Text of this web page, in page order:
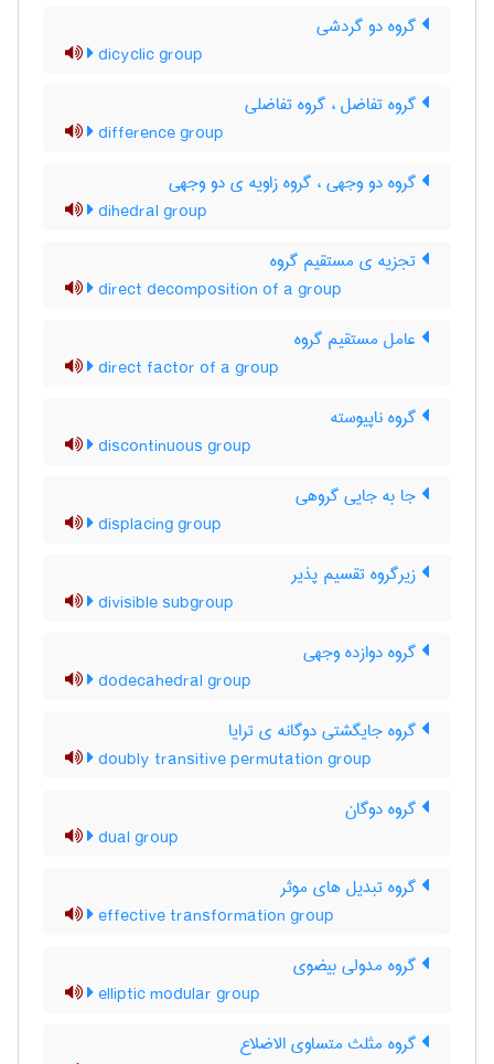
گروه دو گردشی
dicyclic group
گروه تفاضل ، گروه تفاضلی
difference group
گروه دو وجهی ، گروه زاویه ی دو وجهی
dihedral group
تجزیه ی مستقیم گروه
direct decomposition of a group
عامل مستقیم گروه
direct factor of a group
گروه ناپیوسته
discontinuous group
جا به جایی گروهی
displacing group
زیرگروه تقسیم پذیر
divisible subgroup
گروه دوازده وجهی
dodecahedral group
گروه جایگشتی دوگانه ی ترایا
doubly transitive permutation group
گروه دوگان
dual group
گروه تبدیل های موثر
effective transformation group
گروه مدولی بیضوی
elliptic modular group
گروه مثلث متساوی الاضلاع